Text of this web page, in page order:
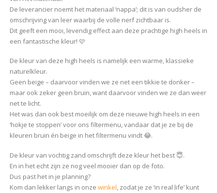
De leverancier noemt het materiaal ‘nappa’; dit is van oudsher de
omschrijving van leer waarbij de volle nerf zichtbaar is.
Dit geeft een mooi, levendig effect aan deze prachtige high heels in
een fantastische kleur! 🩷
De kleur van deze high heels is namelijk een warme, klassieke
naturelkleur.
Geen beige – daarvoor vinden we ze net een tikkie te donker –
maar ook zeker geen bruin, want daarvoor vinden we ze dan weer
net te licht.
Het was dan ook best moeilijk om deze nieuwe high heels in een
‘hokje te stoppen’ voor ons filtermenu, vandaar dat je ze bij de
kleuren bruin én beige in het filtermenu vindt 😂.
De kleur van vochtig zand omschrijft deze kleur het best 😇.
En in het echt zijn ze nog veel mooier dan op de foto.
Dus past het in je planning?
Kom dan lekker langs in onze winkel, zodat je ze ‘in real life’ kunt